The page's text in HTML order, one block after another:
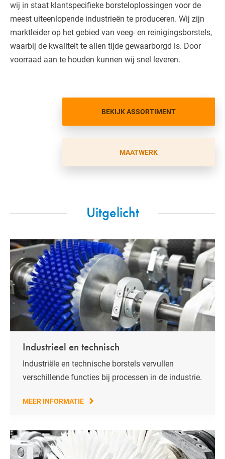
wij in staat klantspecifieke borsteloplossingen voor de
meest uiteenlopende industrieën te produceren. Wij zijn
marktleider op het gebied van veeg- en reinigingsborstels,
waarbij de kwaliteit te allen tijde gewaarborgd is. Door
voorraad aan te houden kunnen wij snel leveren.
BEKIJK ASSORTIMENT
MAATWERK
Uitgelicht
Industrieel en technisch
Industriële en technische borstels vervullen
verschillende functies bij processen in de industrie.
MEER INFORMATIE